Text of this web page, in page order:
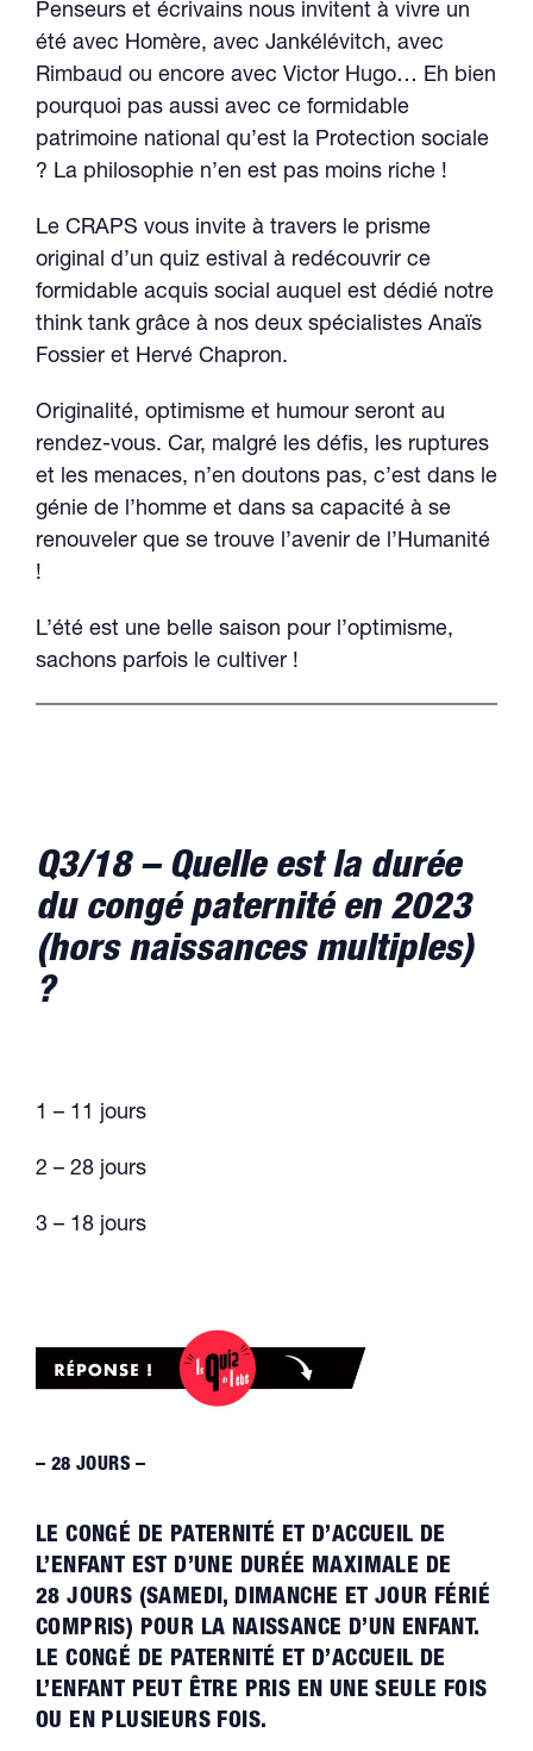
Penseurs et écrivains nous invitent à vivre un
été avec Homère, avec Jankélévitch, avec
Rimbaud ou encore avec Victor Hugo… Eh bien
pourquoi pas aussi avec ce formidable
patrimoine national qu’est la Protection sociale
? La philosophie n’en est pas moins riche !
Le CRAPS vous invite à travers le prisme
original d’un quiz estival à redécouvrir ce
formidable acquis social auquel est dédié notre
think tank grâce à nos deux spécialistes Anaïs
Fossier et Hervé Chapron.
Originalité, optimisme et humour seront au
rendez-vous. Car, malgré les défis, les ruptures
et les menaces, n’en doutons pas, c’est dans le
génie de l’homme et dans sa capacité à se
renouveler que se trouve l’avenir de l’Humanité
!
L’été est une belle saison pour l’optimisme,
sachons parfois le cultiver !
Q3/18 – Quelle est la durée
du congé paternité en 2023
(hors naissances multiples)
?
1 – 11 jours
2 – 28 jours
3 – 18 jours
– 28 JOURS –
LE CONGÉ DE PATERNITÉ ET D’ACCUEIL DE
L’ENFANT EST D’UNE DURÉE MAXIMALE DE
28 JOURS (SAMEDI, DIMANCHE ET JOUR FÉRIÉ
COMPRIS) POUR LA NAISSANCE D’UN ENFANT.
LE CONGÉ DE PATERNITÉ ET D’ACCUEIL DE
L’ENFANT PEUT ÊTRE PRIS EN UNE SEULE FOIS
OU EN PLUSIEURS FOIS.